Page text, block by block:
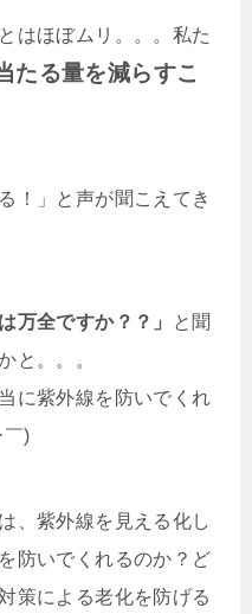
はほぼムリ。。。私た
たる量を減らすこ
！」と声が聞こえてき
万全ですか？？」
と聞
と。。。
に紫外線を防いでくれ
￣)
、紫外線を見える化し
防いでくれるのか？ど
策による老化を防げる